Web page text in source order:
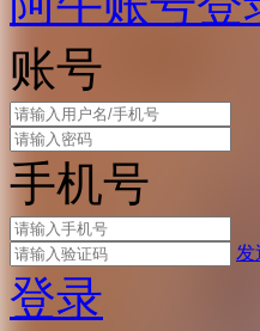
账号
手机号
发
登录